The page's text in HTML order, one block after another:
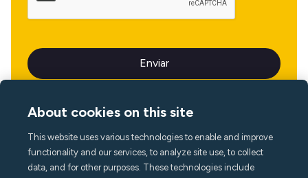
Idioma
About cookies on this site
This website uses various technologies to enable and improve
functionality and our services, to analyze site use, to collect
data, and for other purposes. These technologies include